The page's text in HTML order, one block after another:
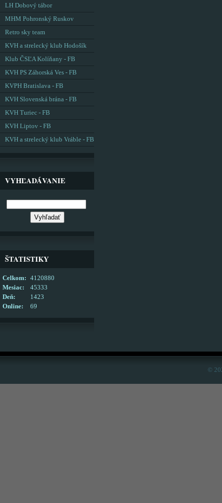
LH Dobový tábor
MHM Pohronský Ruskov
Retro sky team
KVH a strelecký klub Hodošík
Klub ČSĽA Kolíňany - FB
KVH PS Záhorská Ves - FB
KVPH Bratislava - FB
KVH Slovenská brána - FB
KVH Turiec - FB
KVH Liptov - FB
KVH a strelecký klub Vráble - FB
VYHĽADÁVANIE
ŠTATISTIKY
Online: 69
Celkom:
4120880
Mesiac:
45333
Deň:
1423
©